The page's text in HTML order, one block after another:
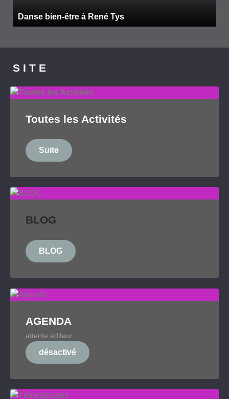
Danse bien-être à René Tys
S I T E
Toutes les Activités
Suite
BLOG
BLOG
AGENDA
attente éditeur
désactivé